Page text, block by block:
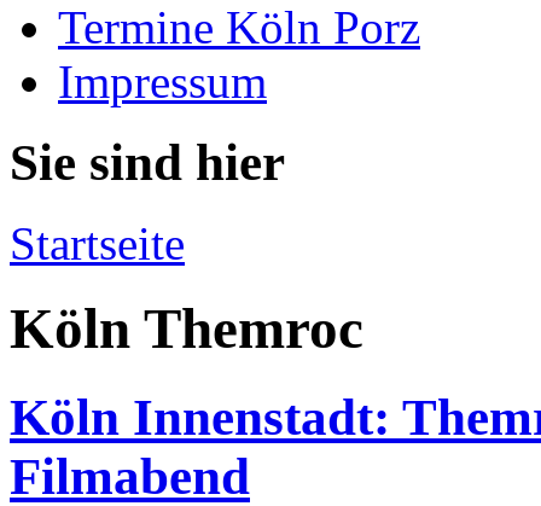
Termine Köln Porz
Impressum
Sie sind hier
Startseite
Köln Themroc
Köln Innenstadt:
Filmabend